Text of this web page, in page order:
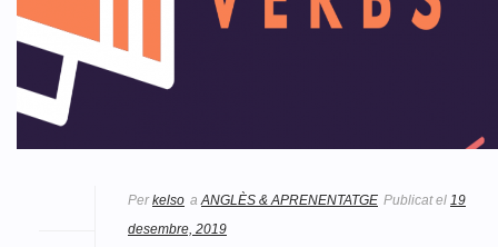
Per kelso a ANGLÈS & APRENENTATGE Publicat el 19
desembre, 2019